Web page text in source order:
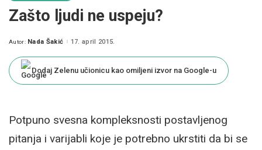
Zašto ljudi ne uspeju?
Posted
Autor: Nada Šakić 17. april 2015.
Dodaj Zelenu učionicu kao omiljeni izvor na Google-u
Potpuno svesna kompleksnosti postavljenog
pitanja i varijabli koje je potrebno ukrstiti da bi se